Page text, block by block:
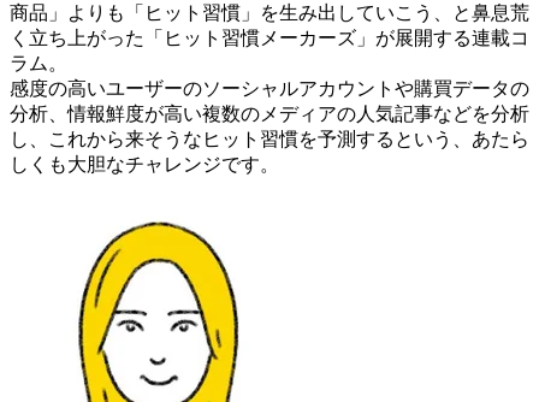
商品」よりも「ヒット習慣」を生み出していこう、と鼻息荒
く立ち上がった「ヒット習慣メーカーズ」が展開する連載コ
ラム。
感度の高いユーザーのソーシャルアカウントや購買データの
分析、情報鮮度が高い複数のメディアの人気記事などを分析
し、これから来そうなヒット習慣を予測するという、あたら
しくも大胆なチャレンジです。